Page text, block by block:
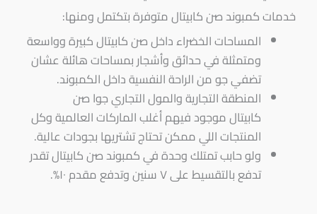
خدمات كمبوند صن كابيتال متوفرة بتكتمل ومنها:
المساحات الخضراء داخل صن كابيتال كبيرة وواسعة
ومتمثلة في حدائق وأشجار بمساحات هائلة عشان
تضفي جو من الراحة النفسية داخل الكمبوند.
المنطقة التجارية والمول التجاري جوا صن
كابيتال موجود فيهم أغلب الماركات العالمية وكل
المنتجات اللي ممكن تحتاج تشتريها بجودات عالية.
ولو حابب تمتلك وحدة في كمبوند صن كابيتال تقدر
تدفع بالتقسيط على ٧ سنين وتدفع مقدم ١٠%.